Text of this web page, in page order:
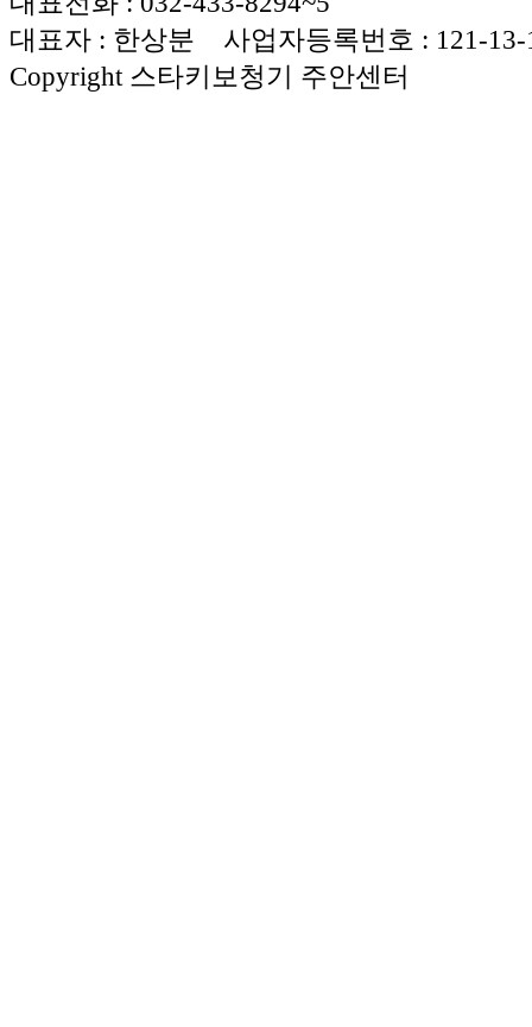
대표자 : 한상분 사업자등록번호 : 121-13-
Copyright 스타키보청기 주안센터